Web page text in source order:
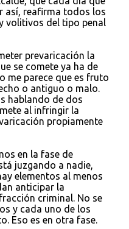
así, reafirma todos los
volitivos del tipo penal
prevaricación la
se comete ya ha de
me parece que es fruto
o antiguo o malo.
hablando de dos
al infringir la
propiamente
en la fase de
juzgando a nadie,
elementos al menos
anticipar la
criminal. No se
y cada uno de los
Eso es en otra fase.